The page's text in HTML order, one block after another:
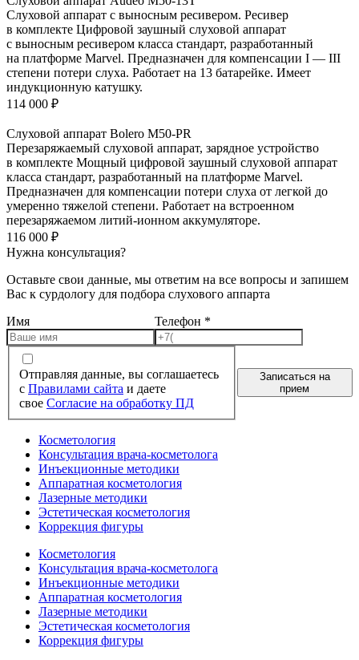
Слуховой аппарат с выносным ресивером. Ресивер
в комплекте Цифровой заушный слуховой аппарат
с выносным ресивером класса стандарт, разработанный
на платформе Marvel. Предназначен для компенсации I — III
степени потери слуха. Работает на 13 батарейке. Имеет
индукционную катушку.
114 000 ₽
Слуховой аппарат Bolero M50-PR
Перезаряжаемый слуховой аппарат, зарядное устройство
в комплекте Мощный цифровой заушный слуховой аппарат
класса стандарт, разработанный на платформе Marvel.
Предназначен для компенсации потери слуха от легкой до
умеренно тяжелой степени. Работает на встроенном
перезаряжаемом литий-ионном аккумуляторе.
116 000 ₽
Нужна консультация?
Оставьте свои данные, мы ответим на все вопросы и запишем
Вас к сурдологу для подбора слухового аппарта
Имя
Телефон *
Отправляя данные, вы соглашаетесь
с Правилами сайта и даете
свое Согласие на обработку ПД
Записаться на
прием
Косметология
Консультация врача-косметолога
Инъекционные методики
Аппаратная косметология
Лазерные методики
Эстетическая косметология
Коррекция фигуры
Косметология
Консультация врача-косметолога
Инъекционные методики
Аппаратная косметология
Лазерные методики
Эстетическая косметология
Коррекция фигуры